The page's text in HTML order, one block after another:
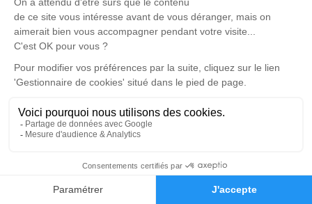
Faire-part Hommages
disponible ici.
Cérémonie civile
lundi 20 octobre 2025 à 10h30
Cimetière de Pont-sur-Yonne
89140 Pont-sur-Yonne